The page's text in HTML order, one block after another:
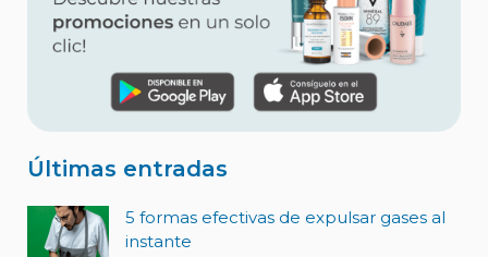
Últimas entradas
5 formas efectivas de expulsar gases al
instante